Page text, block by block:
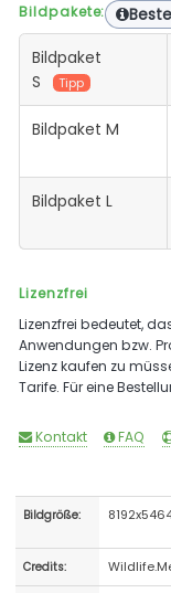
Bildpakete:
Bildpaket
S
Tipp
Bildpaket M
Bildpaket L
Lizenzfrei
Lizenzfrei bedeutet,
Anwendungen bzw.
Lizenz kaufen zu
Tarife. Für eine
Kontakt FAQ
Bildgröße:
Credits: